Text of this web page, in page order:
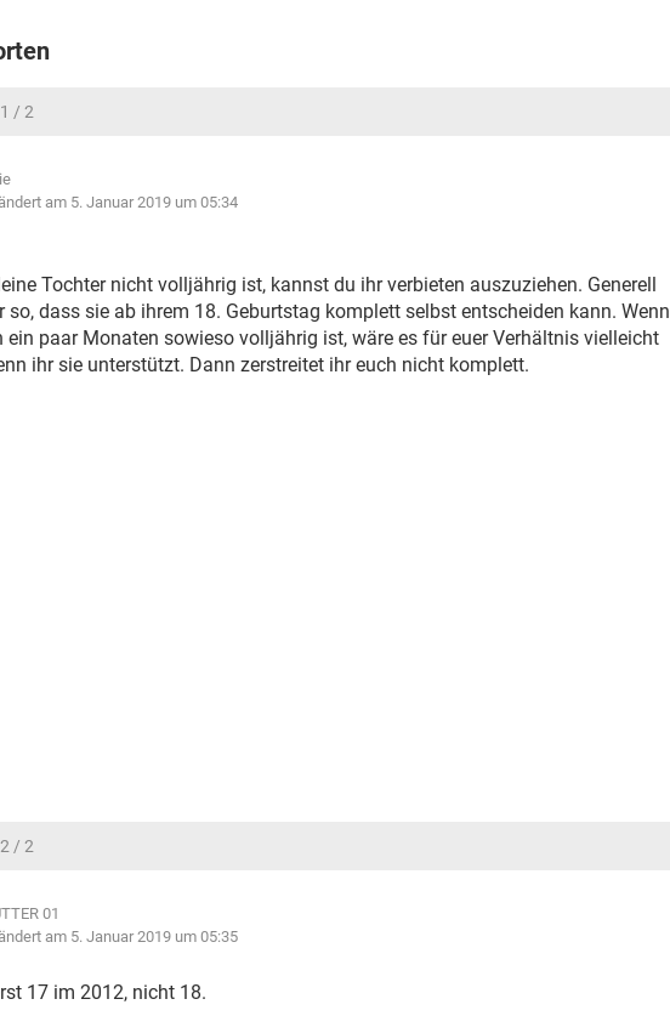
/ 2
am 5. Januar 2019 um 05:34
Tochter nicht volljährig ist, kannst du ihr verbieten auszuziehen. Generell
so, dass sie ab ihrem 18. Geburtstag komplett selbst entscheiden kann. Wenn
ein paar Monaten sowieso volljährig ist, wäre es für euer Verhältnis vielleicht
ihr sie unterstützt. Dann zerstreitet ihr euch nicht komplett.
/ 2
01
am 5. Januar 2019 um 05:35
17 im 2012, nicht 18.